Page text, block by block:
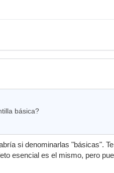
básica?
si denominarlas "básicas".
esencial es el mismo, pero